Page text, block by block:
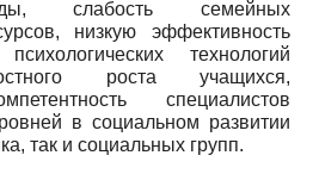
слабость семейных
низкую эффективность
технологий
роста учащихся,
специалистов
в социальном развитии
так и социальных групп.